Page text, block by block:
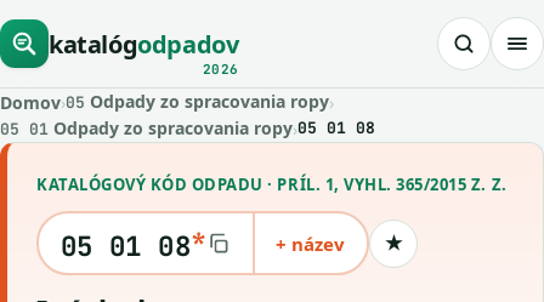
katalógodpadov
2026
Domov›05 Odpady zo spracovania ropy›
05 01 Odpady zo spracovania ropy›05 01 08
KATALÓGOVÝ KÓD ODPADU · PRÍL. 1, VYHL. 365/2015 Z. Z.
05 01 08* + název ★Uložiť kód